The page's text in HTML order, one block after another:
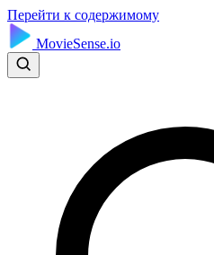
Перейти к содержимому
MovieSense.io